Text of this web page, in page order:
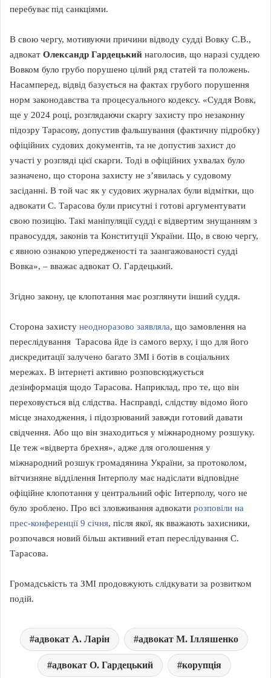
перебуває під санкціями.
В свою чергу, мотивуючи причини відводу судді Вовку С.В.,
адвокат Олександр Гардецький наголосив, що наразі суддею
Вовком було грубо порушено цілий ряд статей та положень.
Насамперед, відвід базується на фактах грубого порушення
норм законодавства та процесуального кодексу. «Суддя Вовк,
ще у 2024 році, розглядаючи скаргу захисту про незаконну
підозру Тарасову, допустив фальшування (фактичну підробку)
офіційних судових документів, та не допустив захист до
участі у розгляді цієї скарги. Тоді в офіційних ухвалах було
зазначено, що сторона захисту не з’явилась у судовому
засіданні. В той час як у судових журналах були відмітки, що
адвокати С. Тарасова були присутні і готові аргументувати
свою позицію. Такі маніпуляції судді є відвертим знущанням з
правосуддя, законів та Конституції України. Що, в свою чергу,
є явною ознакою упередженості та заангажованості судді
Вовка», – вважає адвокат О. Гардецький.
Згідно закону, це клопотання має розглянути інший суддя.
Сторона захисту неодноразово заявляла, що замовлення на
переслідування Тарасова йде із самого верху, і що для його
дискредитації залучено багато ЗМІ і ботів в соціальних
мережах. В інтернеті активно розповсюджується
дезінформація щодо Тарасова. Наприклад, про те, що він
переховується від слідства. Насправді, слідству відомо його
місце знаходження, і підозрюваний завжди готовий давати
свідчення. Або що він знаходиться у міжнародному розшуку.
Це теж «відверта брехня», адже для оголошення у
міжнародний розшук громадянина України, за протоколом,
вітчизняне відділення Інтерполу має надіслати відповідне
офіційне клопотання у центральний офіс Інтерполу, чого не
було зроблено. Про всі зловживання адвокати розповіли на
прес-конференції 9 січня, після якої, як вважають захисники,
розпочався новий більш активний етап переслідування С.
Тарасова.
Громадськість та ЗМІ продовжують слідкувати за розвитком
подій.
адвокат А. Ларін адвокат М. Ілляшенко
адвокат О. Гардецький корупція